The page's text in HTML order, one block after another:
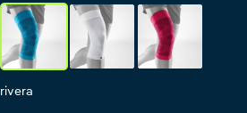
rivera
rivera
white pink